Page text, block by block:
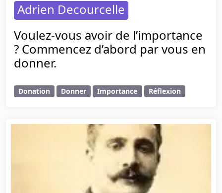
Adrien Decourcelle
Voulez-vous avoir de l’importance
? Commencez d’abord par vous en
donner.
Donation Donner Importance Réflexion